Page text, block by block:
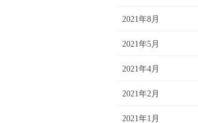
2021年8月
2021年5月
2021年4月
2021年2月
2021年1月